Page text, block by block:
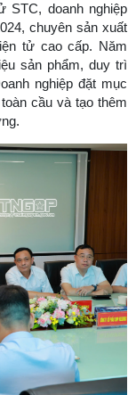
STC, doanh nghiệp
chuyên sản xuất
tử cao cấp. Năm
sản phẩm, duy trì
nghiệp đặt mục
cầu và tạo thêm